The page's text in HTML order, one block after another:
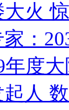
大火
：
度
人